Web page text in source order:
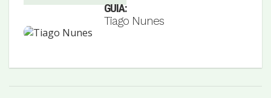
GUIA:
Tiago Nunes